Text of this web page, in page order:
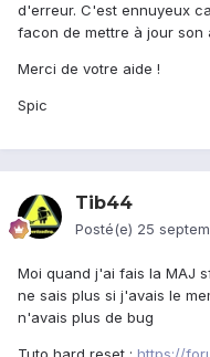
d'erreur. C'est ennuyeux
facon de mettre à jour son
Merci de votre aide !
Spic
Tib44
Posté(e) 25
Moi quand j'ai fais la MAJ
ne sais plus si j'avais le
n'avais plus de bug